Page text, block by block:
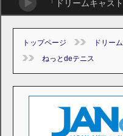
「ドリームキャス
トップページ ドリー
ねっとdeテニス